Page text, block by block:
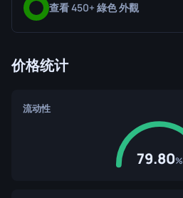
查看 450+ 綠色 外觀
价格统计
流动性
79.80%